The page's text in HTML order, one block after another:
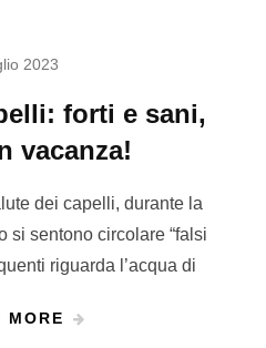
2023
forti e sani,
vacanza!
dei capelli, durante la
si sentono circolare “falsi
riguarda l’acqua di
MORE